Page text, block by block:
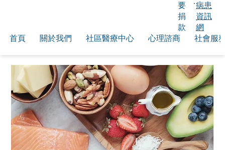
首頁 關於我們 社區醫療中心 心理諮商 社會服
要
捐
款
病患
資訊
網